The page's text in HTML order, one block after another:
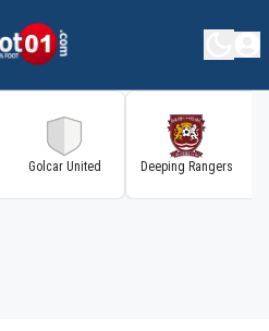
Golcar United Deeping Rangers